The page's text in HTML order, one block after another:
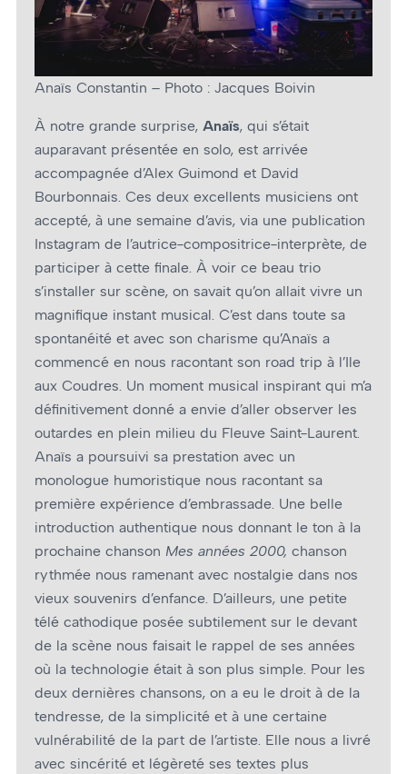
Anaïs Constantin – Photo : Jacques Boivin
À notre grande surprise, Anaïs, qui s’était
auparavant présentée en solo, est arrivée
accompagnée d’Alex Guimond et David
Bourbonnais. Ces deux excellents musiciens ont
accepté, à une semaine d’avis, via une publication
Instagram de l’autrice-compositrice-interprète, de
participer à cette finale. À voir ce beau trio
s’installer sur scène, on savait qu’on allait vivre un
magnifique instant musical. C’est dans toute sa
spontanéité et avec son charisme qu’Anaïs a
commencé en nous racontant son road trip à l’Ile
aux Coudres. Un moment musical inspirant qui m’a
définitivement donné a envie d’aller observer les
outardes en plein milieu du Fleuve Saint-Laurent.
Anaïs a poursuivi sa prestation avec un
monologue humoristique nous racontant sa
première expérience d’embrassade. Une belle
introduction authentique nous donnant le ton à la
prochaine chanson Mes années 2000, chanson
rythmée nous ramenant avec nostalgie dans nos
vieux souvenirs d’enfance. D’ailleurs, une petite
télé cathodique posée subtilement sur le devant
de la scène nous faisait le rappel de ses années
où la technologie était à son plus simple. Pour les
deux dernières chansons, on a eu le droit à de la
tendresse, de la simplicité et à une certaine
vulnérabilité de la part de l’artiste. Elle nous a livré
avec sincérité et légèreté ses textes plus